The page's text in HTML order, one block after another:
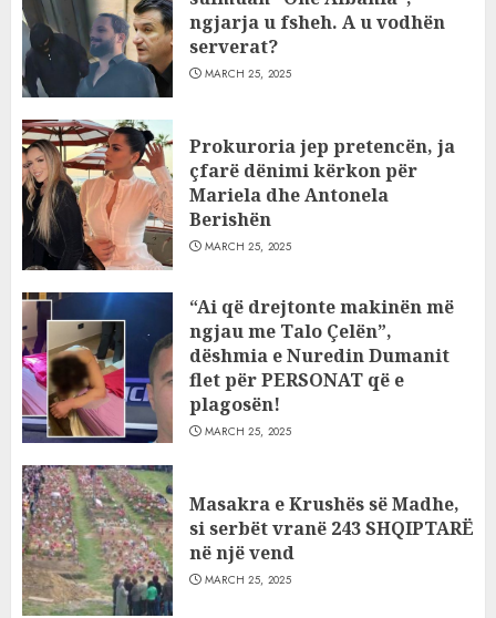
ngjarja u fsheh. A u vodhën
serverat?
MARCH 25, 2025
Prokuroria jep pretencën, ja
çfarë dënimi kërkon për
Mariela dhe Antonela
Berishën
MARCH 25, 2025
“Ai që drejtonte makinën më
ngjau me Talo Çelën”,
dëshmia e Nuredin Dumanit
flet për PERSONAT që e
plagosën!
MARCH 25, 2025
Masakra e Krushës së Madhe,
si serbët vranë 243 SHQIPTARË
në një vend
MARCH 25, 2025